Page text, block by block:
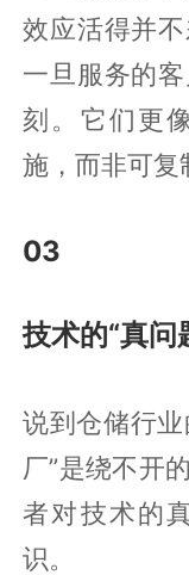
效应活得并
一旦服务的
刻。它们更
施，而非可复
03
技术的“真问
说到仓储行业
厂”是绕不开
者对技术的
识。